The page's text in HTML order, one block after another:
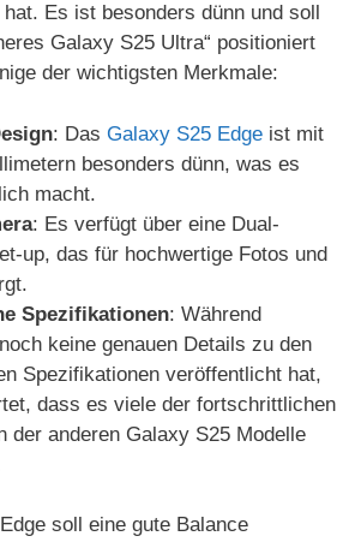
Es ist besonders dünn und soll
Galaxy S25 Ultra“ positioniert
der wichtigsten Merkmale:
: Das Galaxy S25 Edge ist mit
besonders dünn, was es
macht.
: Es verfügt über eine Dual-
up, das für hochwertige Fotos und
Spezifikationen: Während
keine genauen Details zu den
Spezifikationen veröffentlicht hat,
dass es viele der fortschrittlichen
der anderen Galaxy S25 Modelle
soll eine gute Balance